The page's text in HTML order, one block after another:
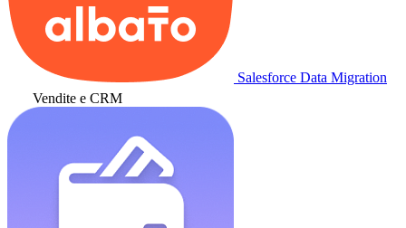
Salesforce Data Migration
Vendite e CRM